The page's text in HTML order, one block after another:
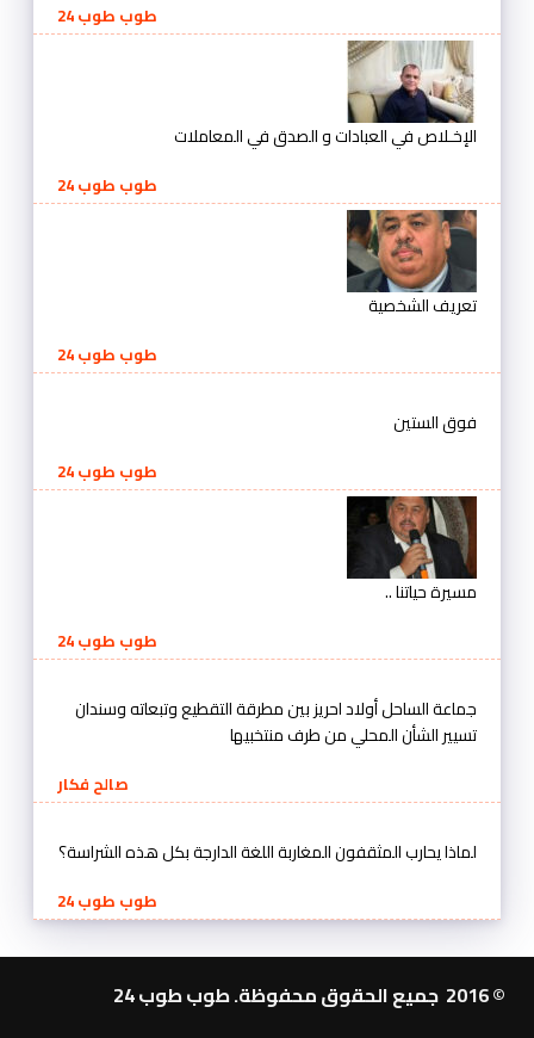
طوب طوب 24
الإخـلاص في العبادات و الصدق في المعاملات
طوب طوب 24
تعريف الشخصية
طوب طوب 24
فوق الستين
طوب طوب 24
مسيرة حياتنا ..
طوب طوب 24
جماعة الساحل أولاد احريز بين مطرقة التقطيع وتبعاته وسندان
تسيير الشأن المحلي من طرف منتخبيها
صالح فكار
لماذا يحارب المثقفون المغاربة اللغة الدارجة بكل هذه الشراسة؟
طوب طوب 24
© 2016 جميع الحقوق محفوظة. طوب طوب 24